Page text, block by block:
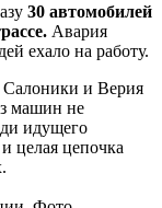
30 автомобилей
Авария
ехало на работу.
и Верия
машин не
идущего
целая цепочка